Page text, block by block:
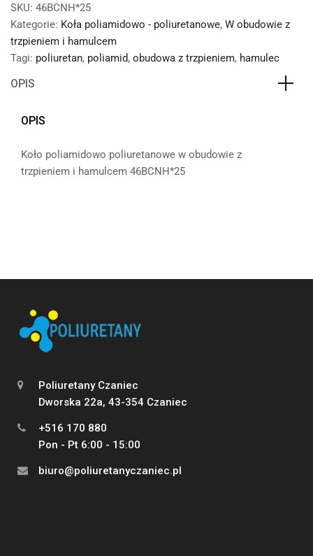
SKU: 46BCNH*25
Kategorie: Koła poliamidowo - poliuretanowe, W obudowie z
trzpieniem i hamulcem
Tagi: poliuretan, poliamid, obudowa z trzpieniem, hamulec
OPIS
OPIS
Koło poliamidowo poliuretanowe w obudowie z
trzpieniem i hamulcem 46BCNH*25
Poliuretany Czaniec
Dworska 22a, 43-354 Czaniec
+516 170 880
Pon - Pt 6:00 - 15:00
biuro@poliuretanyczaniec.pl